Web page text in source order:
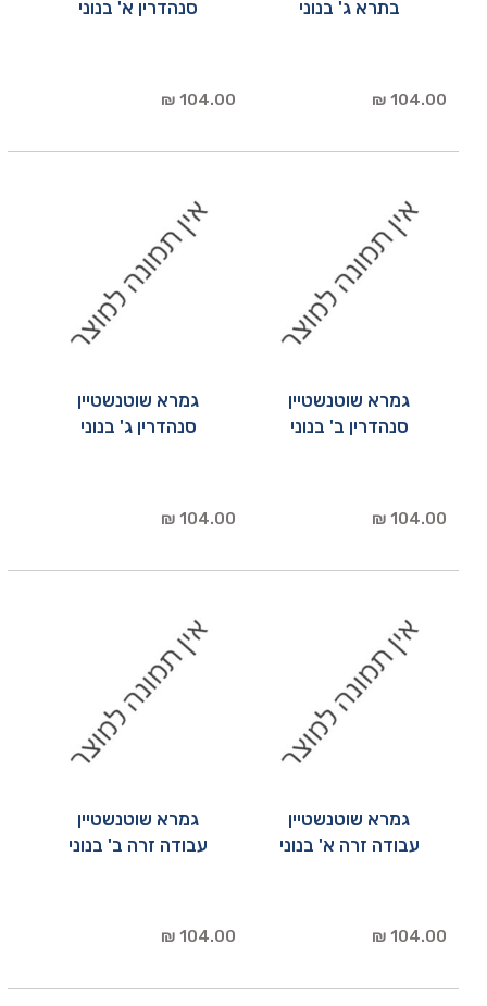
בתרא ג' בנוני
104.00 ₪
סנהדרין א' בנוני
104.00 ₪
גמרא שוטנשטיין
סנהדרין ב' בנוני
104.00 ₪
גמרא שוטנשטיין
סנהדרין ג' בנוני
104.00 ₪
גמרא שוטנשטיין
עבודה זרה א' בנוני
104.00 ₪
גמרא שוטנשטיין
עבודה זרה ב' בנוני
104.00 ₪